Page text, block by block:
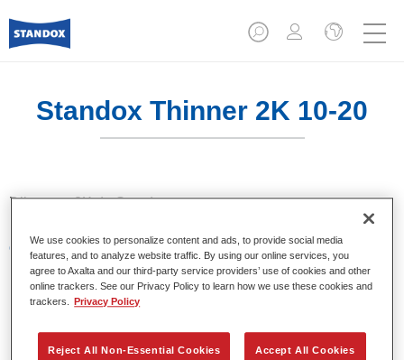
Standox Thinner 2K 10-20
Diluyente 2K de Standox.
Características del producto
Diluyente Standox.
Consulte la información proporcionada en las fichas
técnicas sobre los materiales de base en relación a
We use cookies to personalize content and ads, to provide social media
features, and to analyze website traffic. By using our online services, you
agree to Axalta and our third-party service providers’ use of cookies and other
online trackers. See our Privacy Policy to learn how we use these cookies and
trackers.
Privacy Policy
Reject All Non-Essential Cookies Accept All Cookies